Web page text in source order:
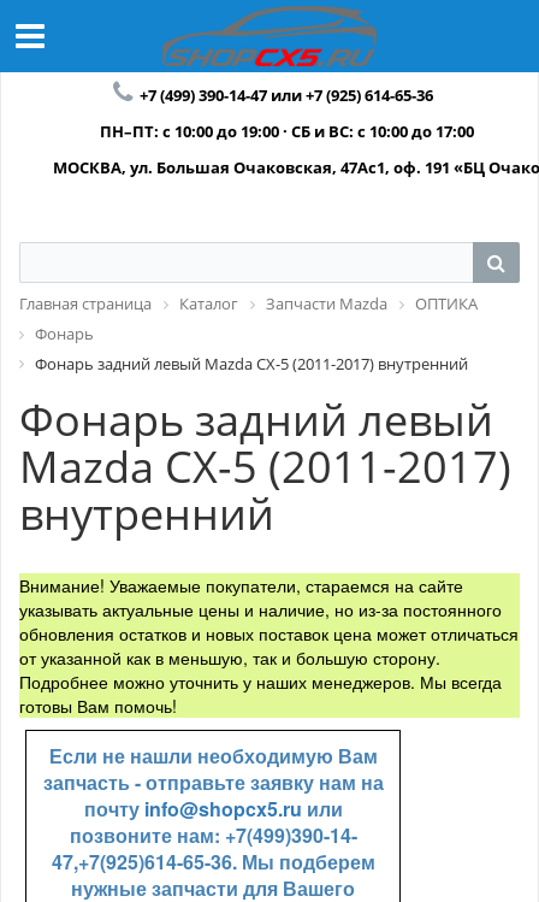
+7 (499) 390-14-47 или +7 (925) 614-65-36
ПН–ПТ: с 10:00 до 19:00 · СБ и ВС: с 10:00 до 17:00
МОСКВА, ул. Большая Очаковская, 47Ас1, оф. 191 «БЦ
Главная страница Каталог Запчасти Mazda
ОПТИКА
Фонарь
Фонарь задний левый Mazda CX-5 (2011-2017) внутренний
Фонарь задний левый
Mazda CX-5 (2011-2017)
внутренний
Внимание! Уважаемые покупатели, стараемся на сайте
указывать актуальные цены и наличие, но из-за постоянного
обновления остатков и новых поставок цена может отличаться
от указанной как в меньшую, так и большую сторону.
Подробнее можно уточнить у наших менеджеров. Мы всегда
готовы Вам помочь!
Если не нашли необходимую Вам
запчасть - отправьте заявку нам на
почту info@shopcx5.ru или
позвоните нам: +7(499)390-14-
47,+7(925)614-65-36. Мы подберем
нужные запчасти для Вашего